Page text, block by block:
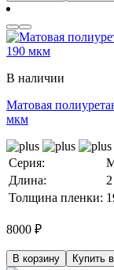
В наличии
Матовая
мкм
Серия:
Длина:
Толщина пленки:
8000 ₽
В корзину Купить